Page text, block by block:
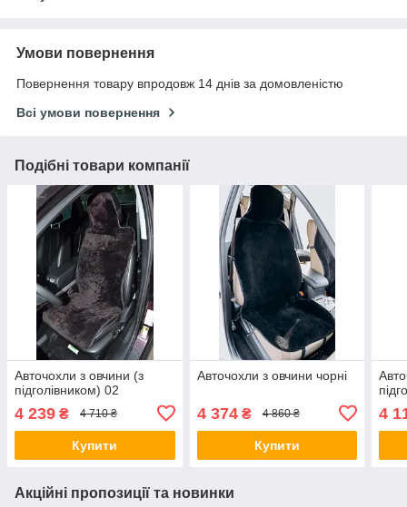
Умови повернення
Повернення товару впродовж 14 днів за домовленістю
Всі умови повернення
Подібні товари компанії
Авточохли з овчини (з
підголівником) 02
4 239 ₴ 4 710 ₴
Купити
Авточохли з овчини чорні
4 374₴ 4 860 ₴
Купити
4
Акційні пропозиції та новинки